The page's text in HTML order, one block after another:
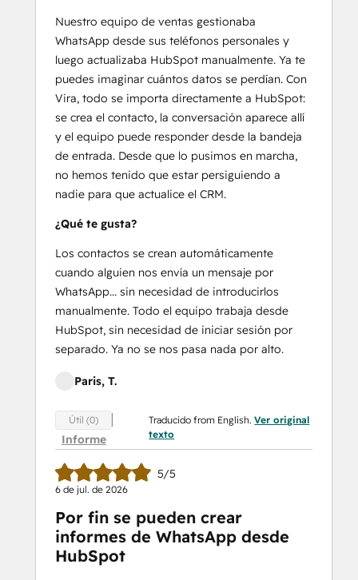
Nuestro equipo de ventas gestionaba
WhatsApp desde sus teléfonos personales y
luego actualizaba HubSpot manualmente. Ya te
puedes imaginar cuántos datos se perdían. Con
Vira, todo se importa directamente a HubSpot:
se crea el contacto, la conversación aparece allí
y el equipo puede responder desde la bandeja
de entrada. Desde que lo pusimos en marcha,
no hemos tenido que estar persiguiendo a
nadie para que actualice el CRM.
¿Qué te gusta?
Los contactos se crean automáticamente
cuando alguien nos envía un mensaje por
WhatsApp... sin necesidad de introducirlos
manualmente. Todo el equipo trabaja desde
HubSpot, sin necesidad de iniciar sesión por
separado. Ya no se nos pasa nada por alto.
Paris, T.
Útil (0)
Informe
Traducido from English.Ver original
texto
5/5
6 de jul. de 2026
Por fin se pueden crear
informes de WhatsApp desde
HubSpot